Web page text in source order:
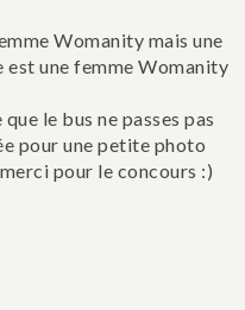
Womanity mais une
est une femme Womanity
le bus ne passes pas
pour une petite photo
pour le concours :)